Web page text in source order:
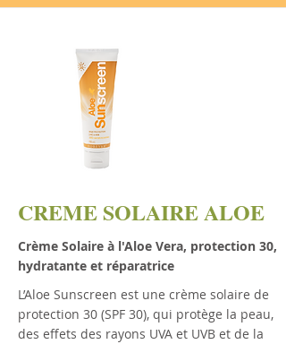
CREME SOLAIRE ALOE
Crème Solaire à l'Aloe Vera, protection 30,
hydratante et réparatrice
L’Aloe Sunscreen est une crème solaire de
protection 30 (SPF 30), qui protège la peau,
des effets des rayons UVA et UVB et de la